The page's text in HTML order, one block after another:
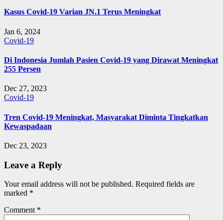
Kasus Covid-19 Varian JN.1 Terus Meningkat
Jan 6, 2024
Covid-19
Di Indonesia Jumlah Pasien Covid-19 yang Dirawat Meningkat
255 Persen
Dec 27, 2023
Covid-19
Tren Covid-19 Meningkat, Masyarakat Diminta Tingkatkan
Kewaspadaan
Dec 23, 2023
Leave a Reply
Your email address will not be published. Required fields are
marked *
Comment *